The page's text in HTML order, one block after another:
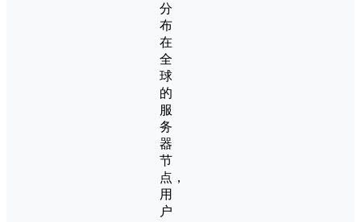
分
布
在
全
球
的
服
务
器
节
点，
用
户